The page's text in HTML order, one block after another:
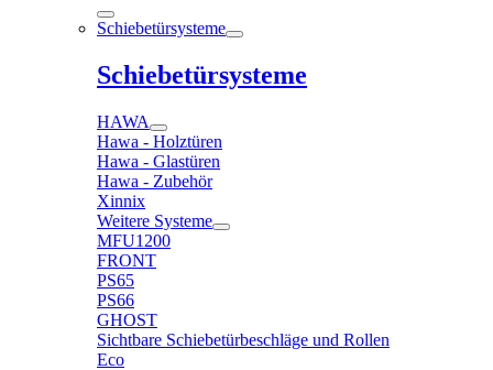
Schiebetürsysteme
Schiebetürsysteme
HAWA
Hawa - Holztüren
Hawa - Glastüren
Hawa - Zubehör
Xinnix
Weitere Systeme
MFU1200
FRONT
PS65
PS66
GHOST
Sichtbare Schiebetürbeschläge und Rollen
Eco